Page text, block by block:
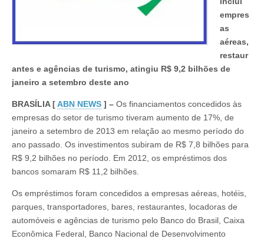
empres
as
aéreas,
restaur
antes e agências de turismo, atingiu R$ 9,2 bilhões de
janeiro a setembro deste ano
BRASÍLIA [ABN NEWS ] – Os financiamentos concedidos às
empresas do setor de turismo tiveram aumento de 17%, de
janeiro a setembro de 2013 em relação ao mesmo período do
ano passado. Os investimentos subiram de R$ 7,8 bilhões para
R$ 9,2 bilhões no período. Em 2012, os empréstimos dos
bancos somaram R$ 11,2 bilhões.
Os empréstimos foram concedidos a empresas aéreas, hotéis,
parques, transportadores, bares, restaurantes, locadoras de
automóveis e agências de turismo pelo Banco do Brasil, Caixa
Econômica Federal, Banco Nacional de Desenvolvimento